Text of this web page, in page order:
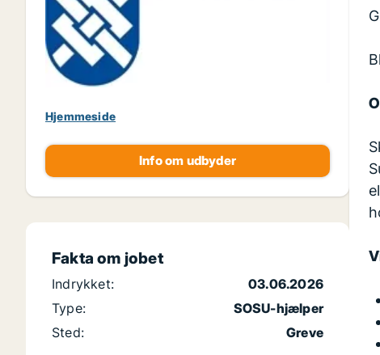
Hjemmeside
Info om udbyder
Fakta om jobet
Indrykket:
03.06.2026
Type:
SOSU-hjælper
Sted:
Greve